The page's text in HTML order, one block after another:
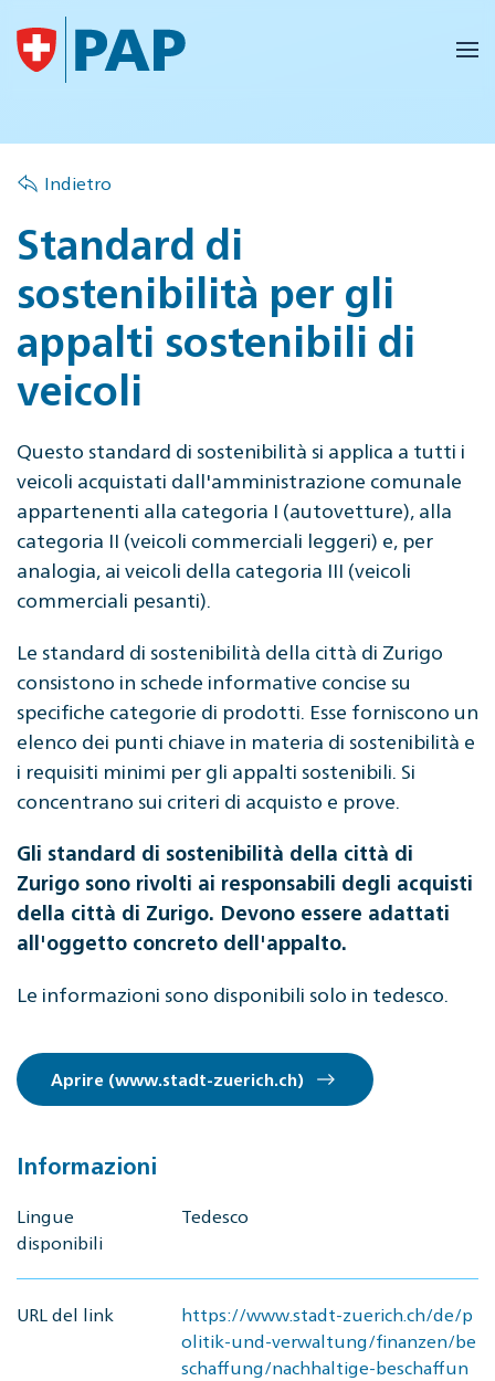
Skip to main content
Indietro
Standard di
sostenibilità per gli
appalti sostenibili di
veicoli
Questo standard di sostenibilità si applica a tutti i
veicoli acquistati dall'amministrazione comunale
appartenenti alla categoria I (autovetture), alla
categoria II (veicoli commerciali leggeri) e, per
analogia, ai veicoli della categoria III (veicoli
commerciali pesanti).
Le standard di sostenibilità della città di Zurigo
consistono in schede informative concise su
specifiche categorie di prodotti. Esse forniscono un
elenco dei punti chiave in materia di sostenibilità e
i requisiti minimi per gli appalti sostenibili. Si
concentrano sui criteri di acquisto e prove.
Gli standard di sostenibilità della città di
Zurigo sono rivolti ai responsabili degli acquisti
della città di Zurigo. Devono essere adattati
all'oggetto concreto dell'appalto.
Le informazioni sono disponibili solo in tedesco.
Aprire (www.stadt-zuerich.ch)
Informazioni
Lingue
disponibili
Tedesco
URL del link
https://www.stadt-zuerich.ch/de/p
olitik-und-verwaltung/finanzen/be
schaffung/nachhaltige-beschaffun